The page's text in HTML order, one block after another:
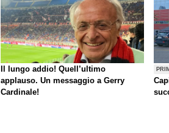
Il lungo addio! Quell’ultimo
applauso. Un messaggio a Gerry
Cardinale!